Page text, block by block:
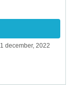
1 december, 2022